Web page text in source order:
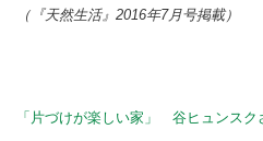
（『天然生活』2016年7月号掲載）
「片づけが楽しい家」 谷ヒュンス